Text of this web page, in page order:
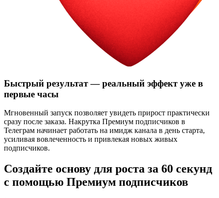
Быстрый результат — реальный эффект уже в
первые часы
Мгновенный запуск позволяет увидеть прирост практически
сразу после заказа. Накрутка Премиум подписчиков в
Телеграм начинает работать на имидж канала в день старта,
усиливая вовлеченность и привлекая новых живых
подписчиков.
Создайте основу для роста за 60 секунд
с помощью Премиум подписчиков